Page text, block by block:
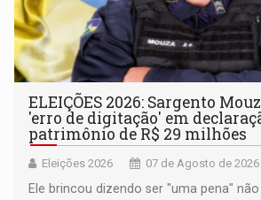
ELEIÇÕES 2026: Sargento
'erro de digitação' em
patrimônio de R$ 29 milhões
Eleições 2026 07 de Agosto de 2026
Ele brincou dizendo ser "uma pena"